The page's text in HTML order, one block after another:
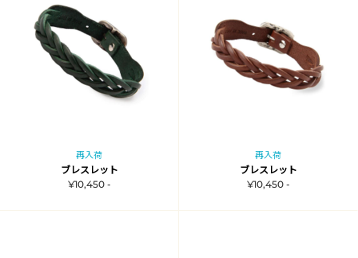
再入荷
ブレスレット
¥10,450 -
再入荷
ブレスレット
¥10,450 -